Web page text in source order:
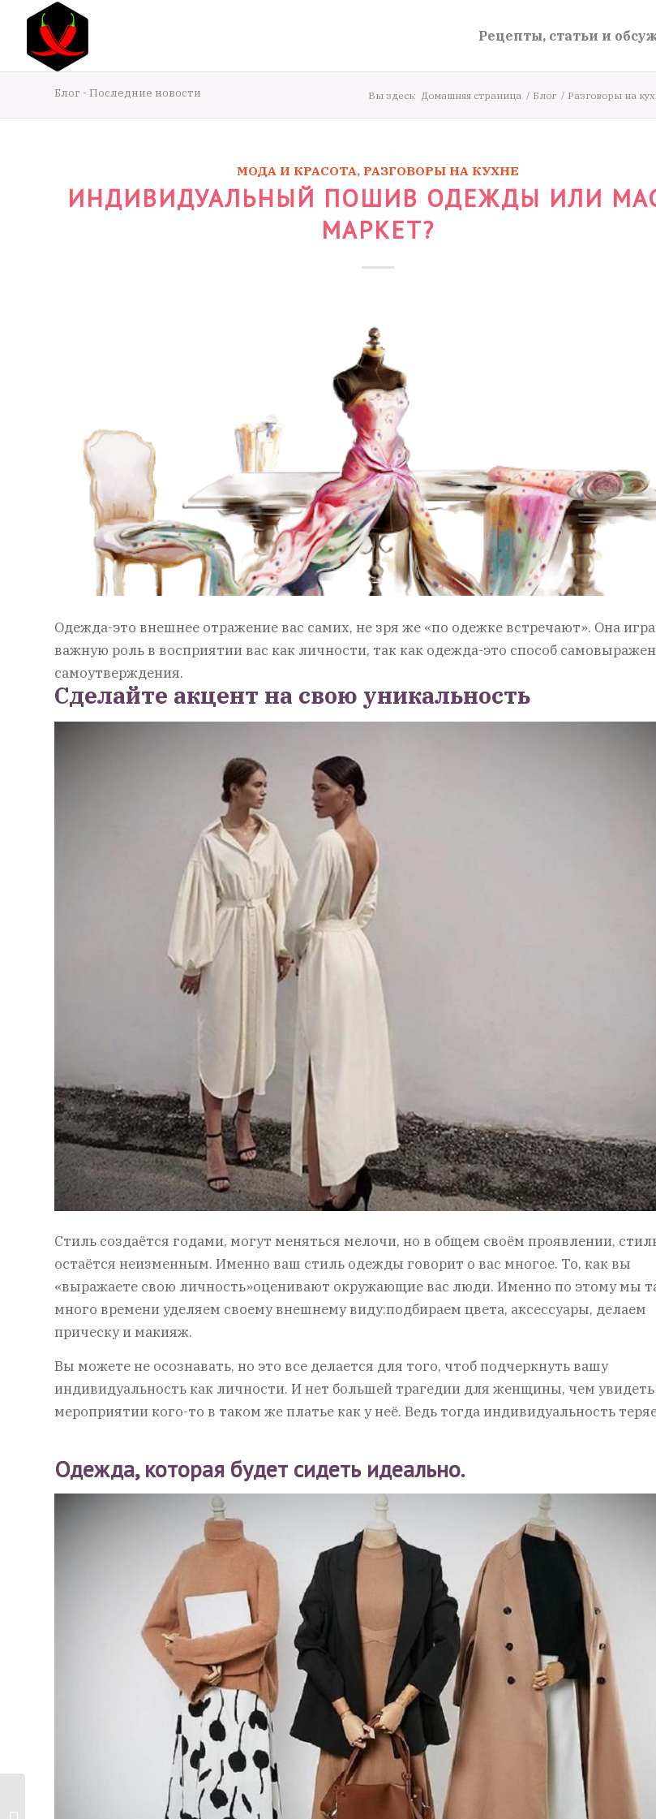
Рецепты, статьи и
Блог - Последние новости Вы здесь: Домашняя страница / Блог / Разговоры на
МОДА И КРАСОТА, РАЗГОВОРЫ НА КУХНЕ
ИНДИВИДУАЛЬНЫЙ ПОШИВ ОДЕЖДЫ ИЛИ
МАРКЕТ?
Одежда-это внешнее отражение вас самих, не зря же «по одежке встречают». Она
важную роль в восприятии вас как личности, так как одежда-это способ
самоутверждения.
Сделайте акцент на свою уникальность
Стиль создаётся годами, могут меняться мелочи, но в общем своём проявлении,
остаётся неизменным. Именно ваш стиль одежды говорит о вас многое. То, как вы
«выражаете свою личность»оценивают окружающие вас люди. Именно по этому мы
много времени уделяем своему внешнему виду:подбираем цвета, аксессуары, делаем
прическу и макияж.
Вы можете не осознавать, но это все делается для того, чтоб подчеркнуть вашу
индивидуальность как личности. И нет большей трагедии для женщины, чем
мероприятии кого-то в таком же платье как у неё. Ведь тогда индивидуальность
Одежда, которая будет сидеть идеально.